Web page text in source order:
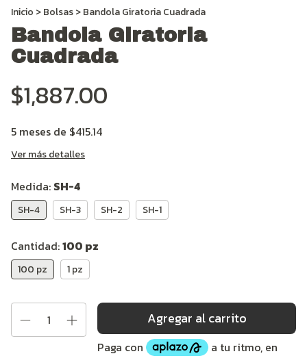
Inicio >Bolsas>Bandola Giratoria Cuadrada
Bandola Giratoria
Cuadrada
$1,887.00
5 meses de $415.14
Ver más detalles
Medida: SH-4
SH-4 SH-3 SH-2 SH-1
Cantidad:100 pz
100 pz 1 pz